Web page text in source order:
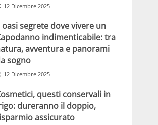
12 Dicembre 2025
oasi segrete dove vivere un
indimenticabile: tra
avventura e panorami
sogno
12 Dicembre 2025
questi conservali in
dureranno il doppio,
assicurato